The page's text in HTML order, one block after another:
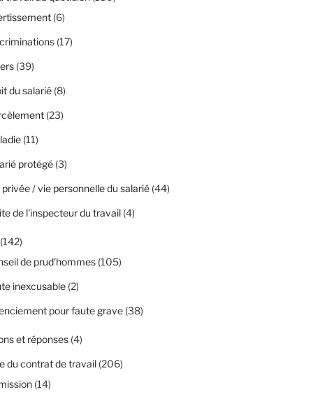
(6)
(17)
(39)
du salarié(8)
(23)
(11)
protégé(3)
/ vie personnelle du salarié(44)
de l'inspecteur du travail(4)
de prud'hommes(105)
inexcusable(2)
pour faute grave(38)
et réponses(4)
du contrat de travail(206)
(14)